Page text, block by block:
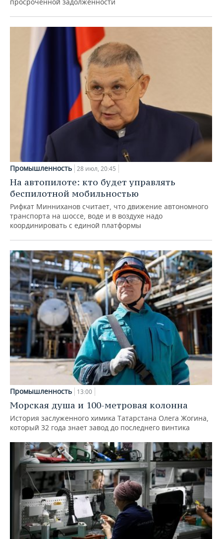
Промышленность 28 июл, 20:45
На автопилоте: кто будет управлять
беспилотной мобильностью
Рифкат Минниханов считает, что движение автономного
транспорта на шоссе, воде и в воздухе надо
координировать с единой платформы
Промышленность 13:00
Морская душа и 100-метровая колонна
История заслуженного химика Татарстана Олега Жогина,
который 32 года знает завод до последнего винтика